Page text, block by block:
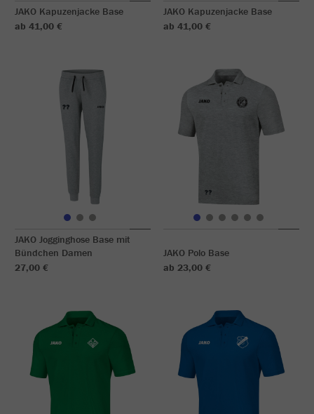
JAKO Kapuzenjacke Base
ab 41,00 €
JAKO Kapuzenjacke Base
ab 41,00 €
JAKO Jogginghose Base mit
Bündchen Damen
27,00 €
JAKO Polo Base
ab 23,00 €